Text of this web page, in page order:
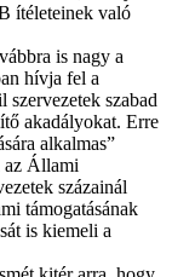
ítéleteinek való
is nagy a
hívja fel a
szervezetek szabad
akadályokat. Erre
alkalmas”
az Állami
százainál
támogatásának
is kiemeli a